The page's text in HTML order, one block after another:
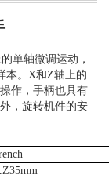
单轴微调运动，
本。X和Z轴上的
作，手柄也具有
，旋转机件的安